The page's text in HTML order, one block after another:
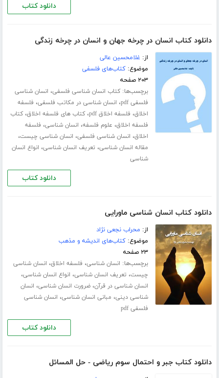
دانلود کتاب
دانلود کتاب انسان در چرخه جهان و انسان در چرخه زندگی
از: غلامحسین عالی
موضوع:کتاب‌های فلسفی
۲۰۳ صفحه
برچسب‌ها:کتاب انسان شناسی فلسفی، انسان شناسی
فلسفی pdf
، انسان شناسی در مکاتب فلسفی، فلسفه
اخلاق، فلسفه اخلاق pdf ،کتاب های فلسفه اخلاق،کتاب
فلسفه اخلاق، علوم فلسفه، انسان شناسی، فلسفه
اخلاق، انسان شناسی فلسفی، انسان شناسی چیست،
مقاله انسان شناسی، تعریف انسان شناسی، انواع انسان
شناسی
دانلود کتاب
دانلود کتاب انسان شناسی ماورایی
از: محراب نجعی نژاد
موضوع:کتاب‌های اندیشه و مذهب
۲۳ صفحه
برچسب‌ها: انسان شناسی، فلسفه اخلاق، انسان شناسی
چیست، تعریف انسان شناسی، انواع انسان شناسی،
انسان شناسی در قرآن،ضرورت انسان شناسی، انسان
شناسی دینی، مبانی انسان شناسی، انسان شناسی
فلسفی pdf
دانلود کتاب
دانلود کتاب جبر و احتمال سوم ریاضی - حل المسائل